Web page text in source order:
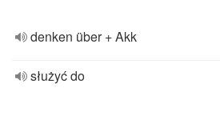
denken über + Akk
służyć do